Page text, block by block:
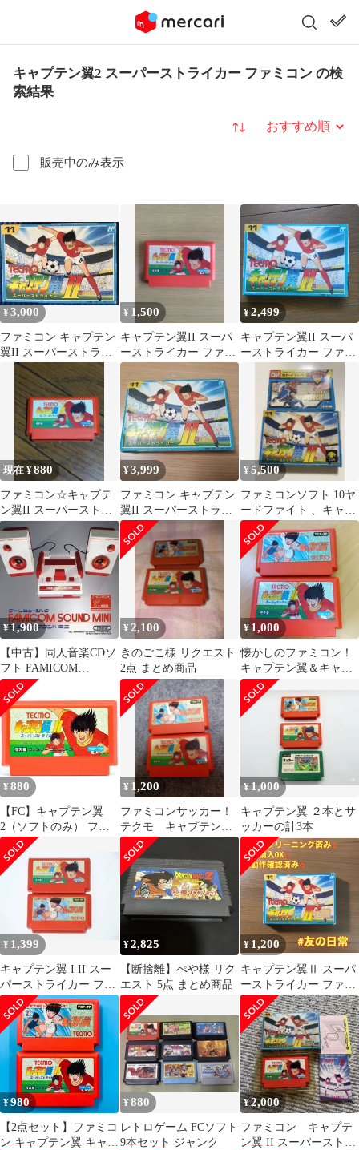
キャプテン翼2 スーパーストライカー ファミコン の検
索結果
販売中のみ表示
並び替え
¥3,000
ファミコン キャプテン
翼II スーパーストライ
カー 箱・説明書付き
¥ 1,500
キャプテン翼II スーパ
ーストライカー ファミ
コン
¥2,499
キャプテン翼II スーパ
ーストライカー ファミ
コン(動作確認済)
現在 ¥880
ファミコン☆キャプテ
ン翼II スーパーストラ
イカー
¥3,999
ファミコン キャプテン
翼II スーパーストライ
カー
¥5,500
ファミコンソフト 10ヤ
ードファイト 、キャプ
テン翼II の2本セット
¥1,900
【中古】同人音楽CDソ
フト FAMICOM
SOUND MINI(ファミコ
ンサウンドミニ) /
EtlanZ
¥2,100
きのごこ様 リクエスト
2点 まとめ商品
¥1,000
懐かしのファミコン！
キャプテン翼＆キャプ
テン翼II 2本セット
¥ 880
【FC】キャプテン翼
2（ソフトのみ） ファ
ミコン
¥ 1,200
ファミコンサッカー！
テクモ キャプテン翼
+キャプテン翼Ⅱ スー
パーストライカー
¥1,000
キャプテン翼 ２本とサ
ッカーの計3本
¥ 1,399
キャプテン翼 I II スー
パーストライカー ファ
ミコン 動作確認済 2本
セット
¥2,825
【断捨離】ぺや様 リク
エスト 5点 まとめ商品
¥ 1,200
キャプテン翼Ⅱ スーパ
ーストライカー ファミ
コン ソフト レトロ 箱
付き 2-66
¥980
【2点セット】ファミコ
ン キャプテン翼 キャプ
¥880
レトロゲーム FCソフト
9本セット ジャンク
¥2,000
ファミコン キャプテ
ン翼 II スーパーストラ